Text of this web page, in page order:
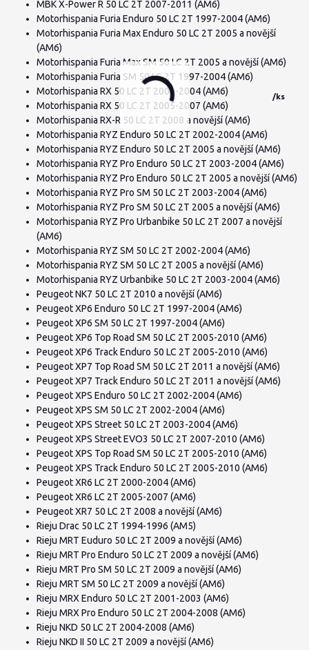
/ks
MBK X-Power R 50 LC 2T 2007-2011 (AM6)
Motorhispania Furia Enduro 50 LC 2T 1997-2004 (AM6)
Motorhispania Furia Max Enduro 50 LC 2T 2005 a novější
(AM6)
Motorhispania Furia Max SM 50 LC 2T 2005 a novější (AM6)
Motorhispania Furia SM 50 LC 2T 1997-2004 (AM6)
Motorhispania RX 50 LC 2T 2000-2004 (AM6)
Motorhispania RX 50 LC 2T 2005-2007 (AM6)
Motorhispania RX-R 50 LC 2T 2008 a novější (AM6)
Motorhispania RYZ Enduro 50 LC 2T 2002-2004 (AM6)
Motorhispania RYZ Enduro 50 LC 2T 2005 a novější (AM6)
Motorhispania RYZ Pro Enduro 50 LC 2T 2003-2004 (AM6)
Motorhispania RYZ Pro Enduro 50 LC 2T 2005 a novější (AM6)
Motorhispania RYZ Pro SM 50 LC 2T 2003-2004 (AM6)
Motorhispania RYZ Pro SM 50 LC 2T 2005 a novější (AM6)
Motorhispania RYZ Pro Urbanbike 50 LC 2T 2007 a novější
(AM6)
Motorhispania RYZ SM 50 LC 2T 2002-2004 (AM6)
Motorhispania RYZ SM 50 LC 2T 2005 a novější (AM6)
Motorhispania RYZ Urbanbike 50 LC 2T 2003-2004 (AM6)
Peugeot NK7 50 LC 2T 2010 a novější (AM6)
Peugeot XP6 Enduro 50 LC 2T 1997-2004 (AM6)
Peugeot XP6 SM 50 LC 2T 1997-2004 (AM6)
Peugeot XP6 Top Road SM 50 LC 2T 2005-2010 (AM6)
Peugeot XP6 Track Enduro 50 LC 2T 2005-2010 (AM6)
Peugeot XP7 Top Road SM 50 LC 2T 2011 a novější (AM6)
Peugeot XP7 Track Enduro 50 LC 2T 2011 a novější (AM6)
Peugeot XPS Enduro 50 LC 2T 2002-2004 (AM6)
Peugeot XPS SM 50 LC 2T 2002-2004 (AM6)
Peugeot XPS Street 50 LC 2T 2003-2004 (AM6)
Peugeot XPS Street EVO3 50 LC 2T 2007-2010 (AM6)
Peugeot XPS Top Road SM 50 LC 2T 2005-2010 (AM6)
Peugeot XPS Track Enduro 50 LC 2T 2005-2010 (AM6)
Peugeot XR6 LC 2T 2000-2004 (AM6)
Peugeot XR6 LC 2T 2005-2007 (AM6)
Peugeot XR7 50 LC 2T 2008 a novější (AM6)
Rieju Drac 50 LC 2T 1994-1996 (AM5)
Rieju MRT Euduro 50 LC 2T 2009 a novější (AM6)
Rieju MRT Pro Enduro 50 LC 2T 2009 a novější (AM6)
Rieju MRT Pro SM 50 LC 2T 2009 a novější (AM6)
Rieju MRT SM 50 LC 2T 2009 a novější (AM6)
Rieju MRX Enduro 50 LC 2T 2001-2003 (AM6)
Rieju MRX Pro Enduro 50 LC 2T 2004-2008 (AM6)
Rieju NKD 50 LC 2T 2004-2008 (AM6)
Rieju NKD II 50 LC 2T 2009 a novější (AM6)